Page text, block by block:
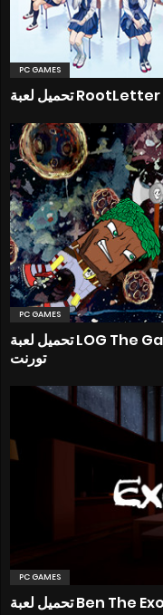
PC GAMES
PC GAMES
تحميل لعبة LOG The Game بكراك PLAZA برابط مباشر و
تورنت
PC GAMES